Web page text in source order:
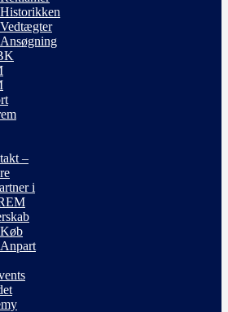
Historikken
Vedtægter
Ansøgning
–
i
Køb
Anpart